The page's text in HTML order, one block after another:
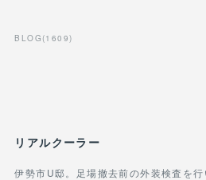
BLOG (1609)
リアルクーラー
伊勢市U邸。足場撤去前の外装検査を行